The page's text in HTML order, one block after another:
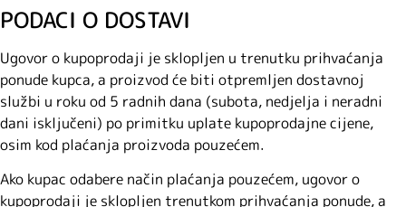
PODACI O DOSTAVI
Ugovor o kupoprodaji je sklopljen u trenutku prihvaćanja
ponude kupca, a proizvod će biti otpremljen dostavnoj
službi u roku od 5 radnih dana (subota, nedjelja i neradni
dani isključeni) po primitku uplate kupoprodajne cijene,
osim kod plaćanja proizvoda pouzećem.
Ako kupac odabere način plaćanja pouzećem, ugovor o
kupoprodaji je sklopljen trenutkom prihvaćanja ponude, a